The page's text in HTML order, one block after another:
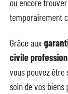
ou encore
temporairement
Grâce aux
civile
vous pouvez
soin de vos